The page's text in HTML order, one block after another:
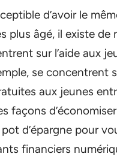
d’avoir le
plus âgé, il existe
sur l’aide aux
se
aux jeunes
façons
d’épargne pour
financiers